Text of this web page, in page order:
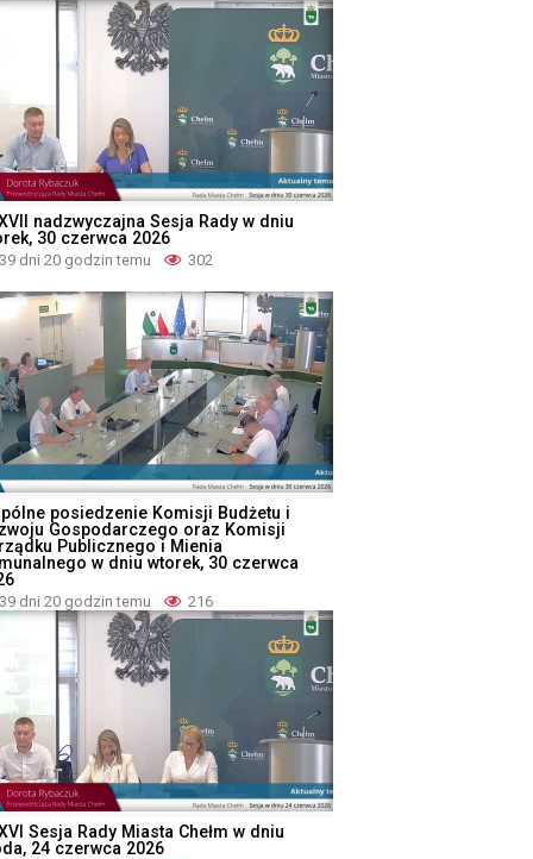
nadzwyczajna Sesja Rady w dniu
30 czerwca 2026
39 dni 20 godzin temu 302
posiedzenie Komisji Budżetu i
Gospodarczego oraz Komisji
Publicznego i Mienia
w dniu wtorek, 30 czerwca
39 dni 20 godzin temu 216
Sesja Rady Miasta Chełm w dniu
24 czerwca 2026